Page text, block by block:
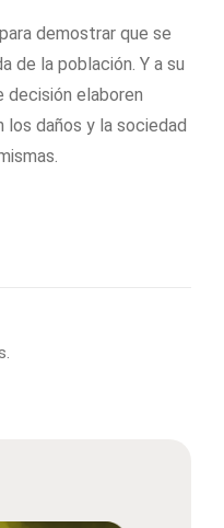
demostrar que se
de la población. Y a su
decisión elaboren
daños y la sociedad